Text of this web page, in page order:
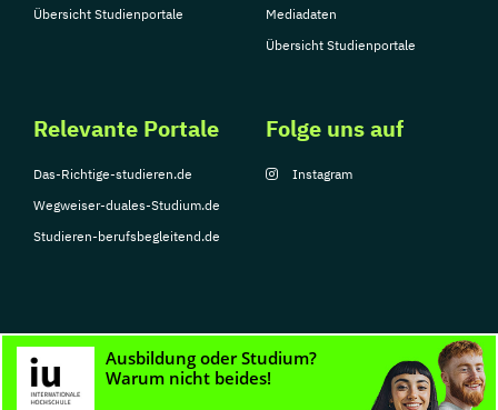
Übersicht Studienportale
Mediadaten
Übersicht Studienportale
Relevante Portale
Das-Richtige-studieren.de
Wegweiser-duales-Studium.de
Studieren-berufsbegleitend.de
Folge uns auf
Instagram
© Copyright 2026, TarGroup Media GmbH